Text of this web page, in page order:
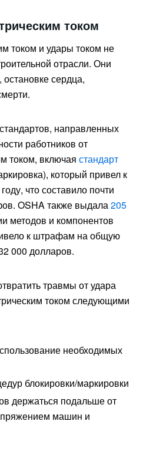
током
током и удары током не
отрасли. Они
остановке сердца,
направленных
работников от
током, включая стандарт
который привел к
что составило почти
OSHA также выдала205
методов и компонентов
к штрафам на общую
000 долларов.
травмы от удара
током следующими
необходимых
блокировки/маркировки
держаться подальше от
машин и